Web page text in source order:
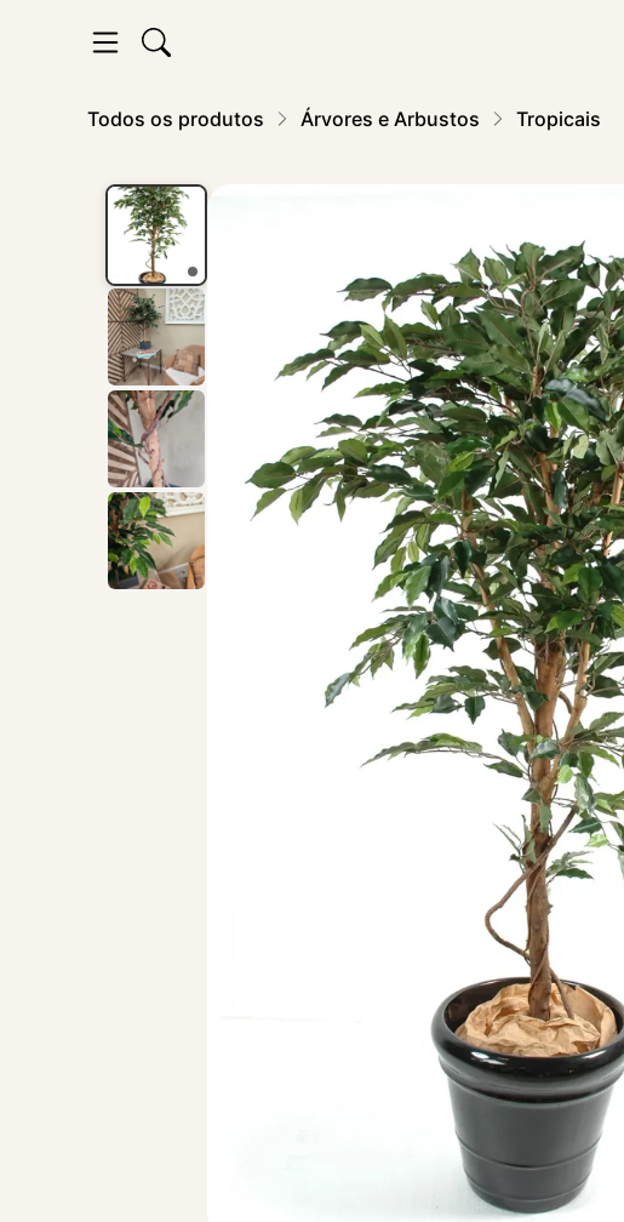
Todos os produtos Árvores e Arbustos Tropicais